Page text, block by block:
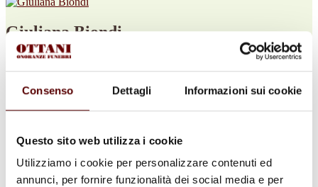
Consenso Dettagli Informazioni sui cookie
Questo sito web utilizza i cookie
Utilizziamo i cookie per personalizzare contenuti ed
annunci, per fornire funzionalità dei social media e per
Giuliana Biondi
27 Marzo 1938 - 6 Febbraio 2026